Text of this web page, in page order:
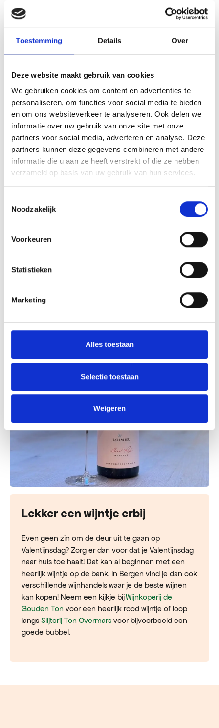
Toestemming Details Over
Deze website maakt gebruik van cookies
We gebruiken cookies om content en advertenties te
personaliseren, om functies voor social media te bieden
en om ons websiteverkeer te analyseren. Ook delen we
informatie over uw gebruik van onze site met onze
partners voor social media, adverteren en analyse. Deze
partners kunnen deze gegevens combineren met andere
informatie die u aan ze heeft verstrekt of die ze hebben
verzameld op basis van uw gebruik van hun services.
Noodzakelijk
Voorkeuren
Statistieken
Marketing
Alles toestaan
Selectie toestaan
Weigeren
Een romantische overnachting
voor twee
perfecte manier om te ontsnappen aan de
midden in de natuur, of toch voor een knusse B&B
Lekker een wijntje erbij
Even geen zin om de deur uit te gaan op
Valentijnsdag? Zorg er dan voor dat je Valentijnsdag
naar huis toe haalt! Dat kan al beginnen met een
heerlijk wijntje op de bank. In Bergen vind je dan ook
verschillende wijnhandels waar je de beste wijnen
kan kopen! Neem een kijkje bijWijnkoperij de
Gouden Ton voor een heerlijk rood wijntje of loop
langs Slijterij Ton Overmars voor bijvoorbeeld een
goede bubbel.